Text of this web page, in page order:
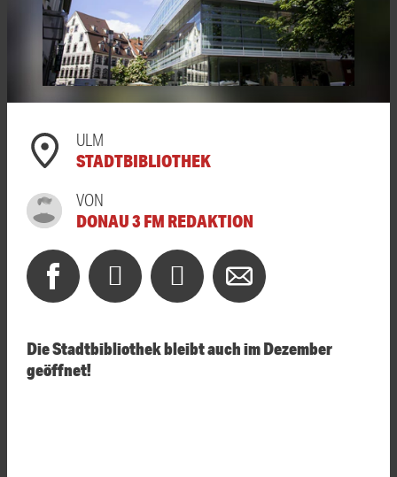
ULM
STADTBIBLIOTHEK
VON
DONAU 3 FM REDAKTION
Die Stadtbibliothek bleibt auch im Dezember
geöffnet!